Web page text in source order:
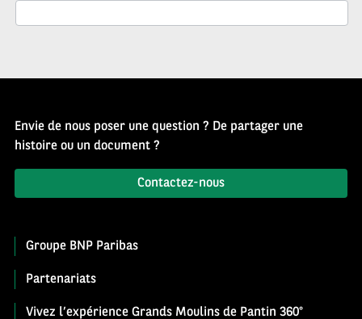
Envie de nous poser une question ? De partager une
histoire ou un document ?
Contactez-nous
Groupe BNP Paribas
Partenariats
Vivez l’expérience Grands Moulins de Pantin 360°